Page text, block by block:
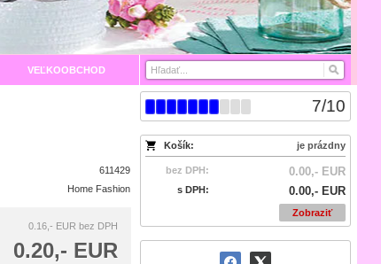
VEĽKOOBCHOD
7/10
Košík: je prázdny
bez DPH: 0.00,- EUR
s DPH: 0.00,- EUR
Zobraziť
611429
Home Fashion
0.16,- EUR bez DPH
0.20,- EUR